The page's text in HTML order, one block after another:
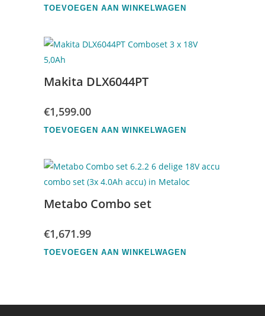
TOEVOEGEN AAN WINKELWAGEN
Makita DLX6044PT
€1,599.00
TOEVOEGEN AAN WINKELWAGEN
Metabo Combo set
€1,671.99
TOEVOEGEN AAN WINKELWAGEN